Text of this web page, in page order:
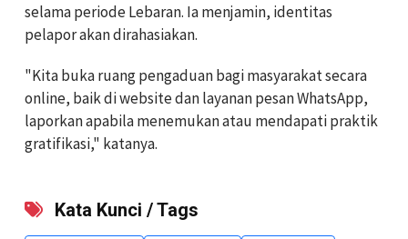
selama periode Lebaran. Ia menjamin, identitas
pelapor akan dirahasiakan.
"Kita buka ruang pengaduan bagi masyarakat secara
online, baik di website dan layanan pesan WhatsApp,
laporkan apabila menemukan atau mendapati praktik
gratifikasi," katanya.
Kata Kunci / Tags